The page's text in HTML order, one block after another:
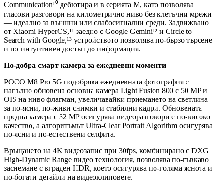
Communication¹⁰ дебютира и в серията M, като позволява
гласови разговори на километрично ниво без клетъчни мрежи
— идеално за външни или слабосигнални среди. Задвижвано
от Xiaomi HyperOS,¹¹ заедно с Google Gemini¹² и Circle to
Search with Google,¹³ устройството позволява по-бързо търсене
и по-интуитивен достъп до информация.
По-добра смарт камера за ежедневни моменти
POCO M8 Pro 5G подобрява ежедневната фотография с
напълно обновена основна камера Light Fusion 800 с 50 MP и
OIS на ниво флагман, увеличавайки приемането на светлина
за по-ясни, по-живи снимки и стабилни кадри. Обновената
предна камера с 32 MP осигурява видеоразговори с по-високо
качество, а алгоритъмът Ultra-Clear Portrait Algorithm осигурява
по-ясни и по-естествени селфита.
Връщането на 4K видеозапис при 30fps, комбинирано с DXG
High-Dynamic Range видео технология, позволява по-гъвкаво
заснемане с вграден HDR, което осигурява по-голяма яснота и
по-богати детайли на видеоклиповете.